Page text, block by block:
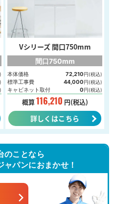
Vシリーズ 間口750mm
間口750mm
本体価格 72,210円(税込)
標準工事費 44,000円(税込)
キャビネット取付 0円(税込)
概算116,210 円(税込)
詳しくはこちら
のことなら
パンにおまかせ！